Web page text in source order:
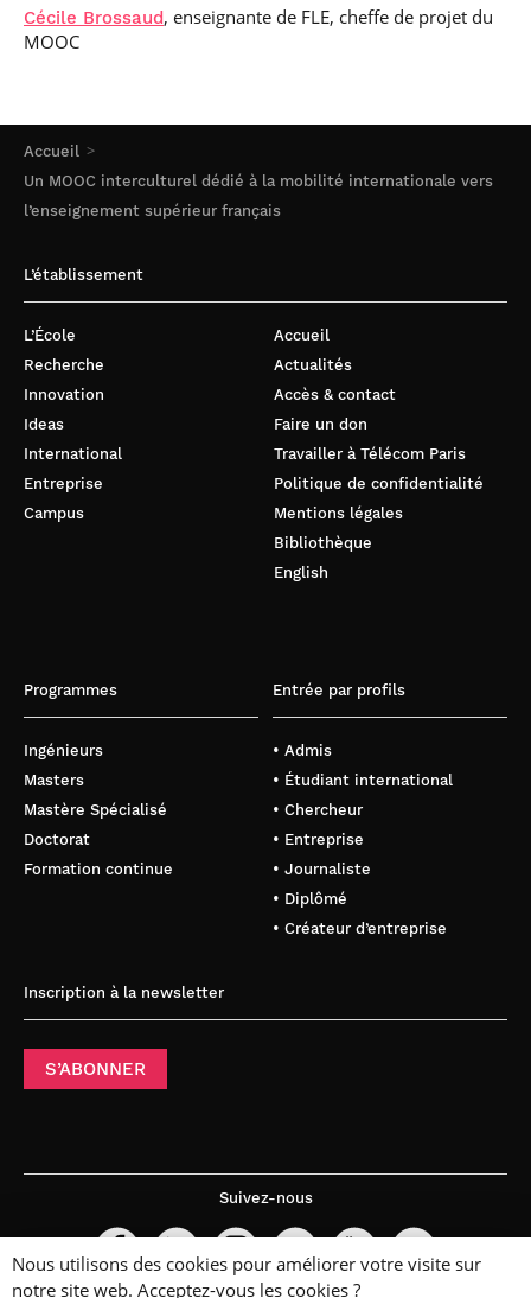
Accueil
Un MOOC interculturel dédié à la mobilité internationale vers
l’enseignement supérieur français
Cécile Brossaud, enseignante de FLE, cheffe de projet du
MOOC
L’établissement
L’École
Recherche
Innovation
Ideas
International
Entreprise
Campus
Accueil
Actualités
Accès & contact
Faire un don
Travailler à Télécom Paris
Politique de confidentialité
Mentions légales
Bibliothèque
English
Programmes
Ingénieurs
Masters
Mastère Spécialisé
Doctorat
Formation continue
Entrée par profils
• Admis
• Étudiant international
• Chercheur
• Entreprise
• Journaliste
• Diplômé
• Créateur d’entreprise
Inscription à la newsletter
S’ABONNER
Suivez-nous
Nous utilisons des cookies pour améliorer votre visite sur
notre site web. Acceptez-vous les cookies ?